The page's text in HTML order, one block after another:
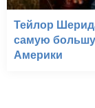
Тейлор
самую
Америки